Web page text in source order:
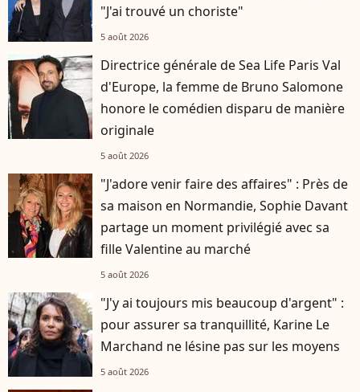
"J'ai trouvé un choriste"
5 août 2026
Directrice générale de Sea Life Paris Val
d'Europe, la femme de Bruno Salomone
honore le comédien disparu de manière
originale
5 août 2026
"J'adore venir faire des affaires" : Près de
sa maison en Normandie, Sophie Davant
partage un moment privilégié avec sa
fille Valentine au marché
5 août 2026
"J'y ai toujours mis beaucoup d'argent" :
pour assurer sa tranquillité, Karine Le
Marchand ne lésine pas sur les moyens
5 août 2026